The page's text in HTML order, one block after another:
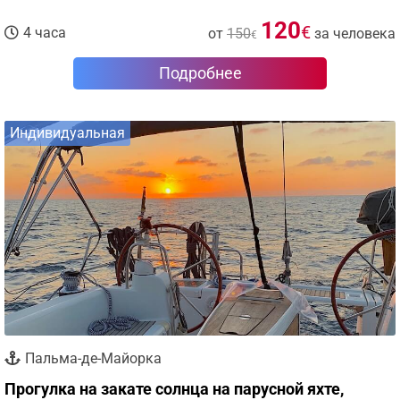
4 часа от 150€ 120€ за человека
Подробнее
Индивидуальная
Пальма-де-Майорка
Прогулка на закате солнца на парусной яхте,